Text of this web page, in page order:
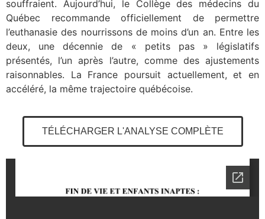
souffraient. Aujourd’hui, le Collège des médecins du
Québec recommande officiellement de permettre
l’euthanasie des nourrissons de moins d’un an. Entre les
deux, une décennie de « petits pas » législatifs
présentés, l’un après l’autre, comme des ajustements
raisonnables. La France poursuit actuellement, et en
accéléré, la même trajectoire québécoise.
TÉLÉCHARGER L'ANALYSE COMPLÈTE